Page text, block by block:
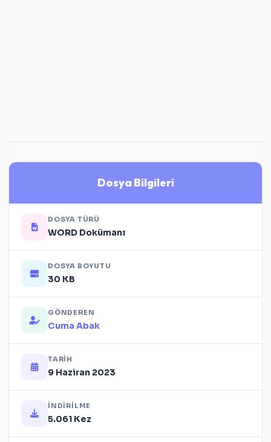
Dosya Bilgileri
DOSYA TÜRÜ
WORD Dokümanı
DOSYA BOYUTU
30 KB
GÖNDEREN
Cuma Abak
TARIH
9 Haziran 2023
İNDIRILME
5.061 Kez